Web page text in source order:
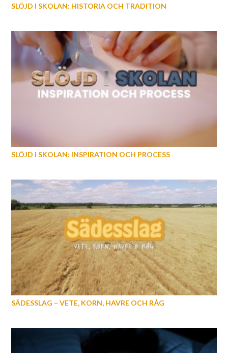
SLÖJD I SKOLAN: HISTORIA OCH TRADITION
SLÖJD I SKOLAN: INSPIRATION OCH PROCESS
SÄDESSLAG − VETE, KORN, HAVRE OCH RÅG